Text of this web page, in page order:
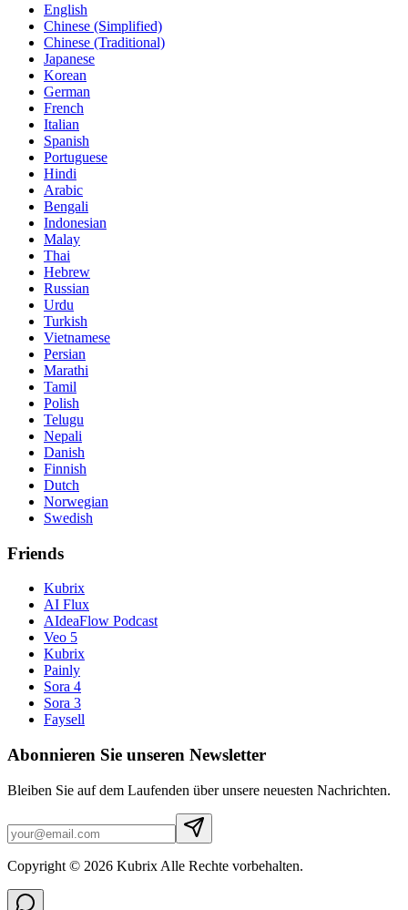
English
Chinese (Simplified)
Chinese (Traditional)
Japanese
Korean
German
French
Italian
Spanish
Portuguese
Hindi
Arabic
Bengali
Indonesian
Malay
Thai
Hebrew
Russian
Urdu
Turkish
Vietnamese
Persian
Marathi
Tamil
Polish
Telugu
Nepali
Danish
Finnish
Dutch
Norwegian
Swedish
Friends
Kubrix
AI Flux
AIdeaFlow Podcast
Veo 5
Kubrix
Painly
Sora 4
Sora 3
Faysell
Abonnieren Sie unseren Newsletter
Bleiben Sie auf dem Laufenden über unsere neuesten Nachrichten.
Copyright © 2026 Kubrix Alle Rechte vorbehalten.